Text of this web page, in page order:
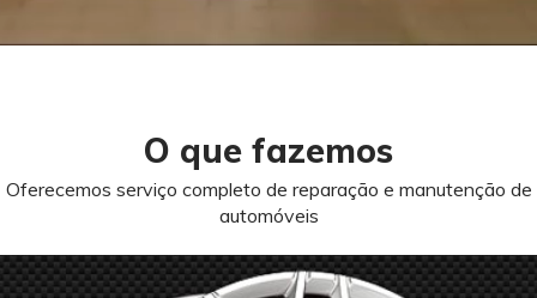
O que fazemos
Oferecemos serviço completo de reparação e manutenção de
automóveis